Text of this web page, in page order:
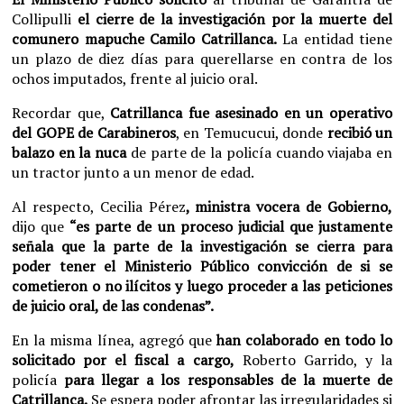
Collipulli el cierre de la investigación por la muerte del
comunero mapuche Camilo Catrillanca.La entidad tiene
un plazo de diez días para querellarse en contra de los
ochos imputados, frente al juicio oral.
Recordar que, Catrillanca fue asesinado en un operativo
del GOPE de Carabineros, en Temucucui, donde recibió un
balazo en la nucade parte de la policía cuando viajaba en
un tractor junto a un menor de edad.
Al respecto, Cecilia Pérez, ministra vocera de Gobierno,
dijo que “es parte de un proceso judicial que justamente
señala que la parte de la investigación se cierra para
poder tener el Ministerio Público convicción de si se
cometieron o no ilícitos y luego proceder a las peticiones
de juicio oral, de las condenas”.
En la misma línea, agregó quehan colaborado en todo lo
solicitado por el fiscal a cargo, Roberto Garrido, y la
policía para llegar a los responsables de la muerte de
Catrillanca. Se espera poder afrontar las irregularidades si